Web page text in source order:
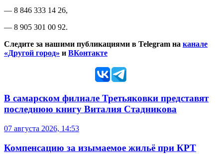
— 8 846 333 14 26,
— 8 905 301 00 92.
Следите за нашими публикациями в Telegram на канале
«Другой город» и ВКонтакте
В самарском филиале Третьяковки представят
последнюю книгу Виталия Стадникова
07 августа 2026, 14:53
Компенсацию за изымаемое жильё при КРТ